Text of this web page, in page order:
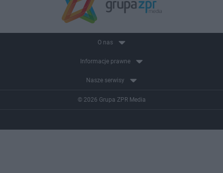
O nas
Informacje prawne
Nasze serwisy
© 2026 Grupa ZPR Media